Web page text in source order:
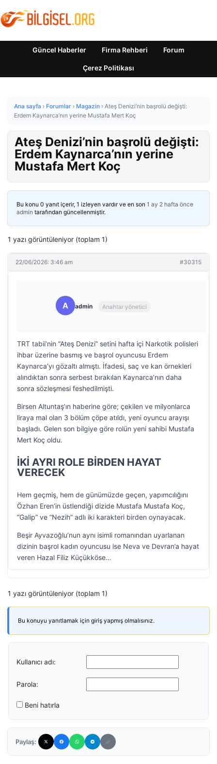
Güncel Haberler Firma Rehberi Forum
Çerez Politikası
Ana sayfa › Forumlar › Magazin › Ateş Denizi’nin başrolü değişti:
Erdem Kaynarca’nın yerine Mustafa Mert Koç
Ateş Denizi’nin başrolü değişti:
Erdem Kaynarca’nın yerine
Mustafa Mert Koç
Bu konu 0 yanıt içerir, 1 izleyen vardır ve en son 1 ay 2 hafta önce
admin tarafından güncellenmiştir.
1 yazı görüntüleniyor (toplam 1)
22/06/2026: 3:46 am #30315
A admin Anahtar yönetici
TRT tabii’nin “Ateş Denizi” setini hafta içi Narkotik polisleri
ihbar üzerine basmış ve başrol oyuncusu Erdem
Kaynarca’yı gözaltı almıştı. İfadesi, saç ve kan örnekleri
alındıktan sonra serbest bırakılan Kaynarca’nın daha
sonra sözleşmesi feshedilmişti.
Birsen Altuntaş’ın haberine göre; çekilen ve milyonlarca
liraya mal olan 3 bölüm çöpe atıldı, yeni oyuncu arayışı
başladı. Gelen son bilgiye göre rolün yeni sahibi Mustafa
Mert Koç oldu.
İKİ AYRI ROLE BİRDEN HAYAT
VERECEK
Hem geçmiş, hem de günümüzde geçen, yapımcılığını
Özhan Eren’in üstlendiği dizide Mustafa Mustafa Koç,
“Galip” ve “Nezih” adlı iki karakteri birden oynayacak.
Beşir Ayvazoğlu’nun aynı isimli romanından uyarlanan
dizinin başrol kadın oyuncusu ise Neva ve Devran’a hayat
veren Hazal Filiz Küçükköse…
1 yazı görüntüleniyor (toplam 1)
Bu konuyu yanıtlamak için giriş yapmış olmalısınız.
Kullanıcı adı:
Parola:
Beni hatırla
Paylaş: